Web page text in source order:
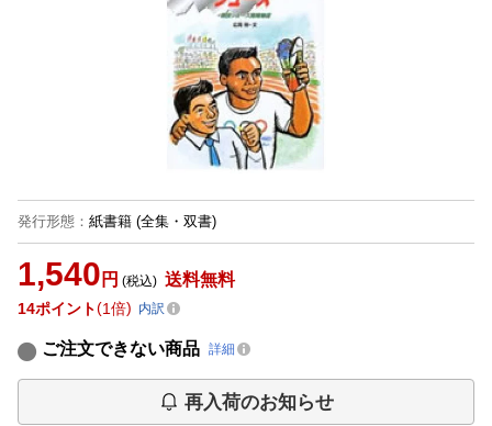
発行形態 ： 紙書籍 (全集・双書)
1,540 円 (税込) 送料無料
14ポイント 1倍 内訳
ご注文できない商品 詳細
再入荷のお知らせ